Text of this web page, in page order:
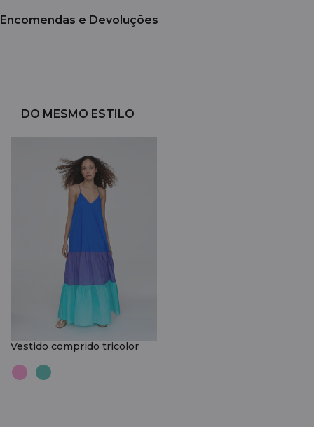
Encomendas e Devoluções
DO MESMO ESTILO
Vestido comprido tricolor